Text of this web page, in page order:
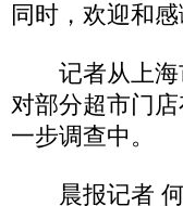
同时，欢迎和
记者从上海
对部分超市门
一步调查中。
晨报记者 何